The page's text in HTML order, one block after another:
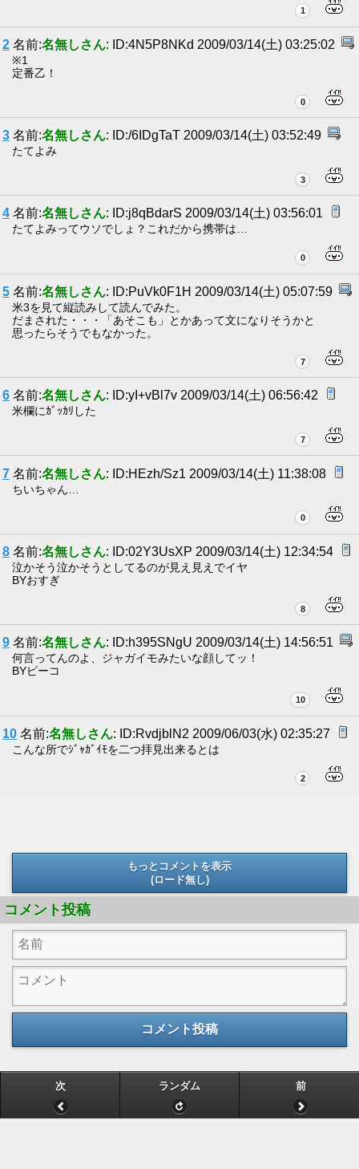
1
2 名前:名無しさん: ID:4N5P8NKd 2009/03/14(土) 03:25:02
※1
定番乙！
0
3 名前:名無しさん: ID:/6IDgTaT 2009/03/14(土) 03:52:49
たてよみ
3
4 名前:名無しさん: ID:j8qBdarS 2009/03/14(土) 03:56:01
たてよみってウソでしょ？これだから携帯は…
0
5 名前:名無しさん: ID:PuVk0F1H 2009/03/14(土) 05:07:59
米3を見て縦読みして読んでみた。
だまされた・・・「あそこも」とかあって文になりそうかと
思ったらそうでもなかった。
7
6 名前:名無しさん: ID:yI+vBl7v 2009/03/14(土) 06:56:42
米欄にｶﾞｯｶﾘした
7
7 名前:名無しさん: ID:HEzh/Sz1 2009/03/14(土) 11:38:08
ちいちゃん…
0
8 名前:名無しさん: ID:02Y3UsXP 2009/03/14(土) 12:34:54
泣かそう泣かそうとしてるのが見え見えでイヤ
BYおすぎ
8
9 名前:名無しさん: ID:h395SNgU 2009/03/14(土) 14:56:51
何言ってんのよ、ジャガイモみたいな顔してッ！
BYピーコ
10
10 名前:名無しさん: ID:RvdjblN2 2009/06/03(水) 02:35:27
こんな所でｼﾞｬｶﾞｲﾓを二つ拝見出来るとは
2
もっとコメントを表示
(ロード無し)
コメント投稿
コメント投稿
次 ランダム 前